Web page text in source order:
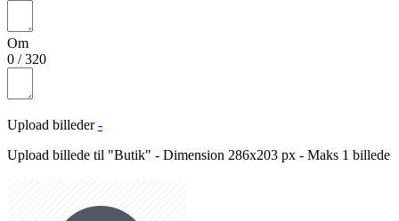
Om
0 /320
Upload billeder -
Upload billede til "Butik" - Dimension 286x203 px - Maks 1 billede